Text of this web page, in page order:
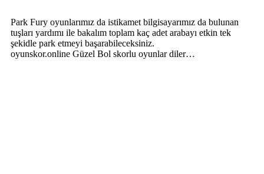
Park Fury oyunlarımız da istikamet bilgisayarımız da bulunan
tuşları yardımı ile bakalım toplam kaç adet arabayı etkin tek
şekidle park etmeyi başarabileceksiniz.
oyunskor.online Güzel Bol skorlu oyunlar diler…